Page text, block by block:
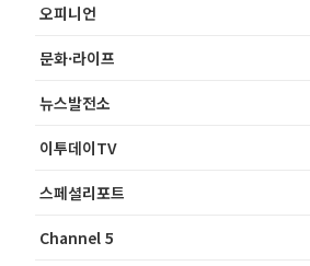
오피니언
문화·라이프
뉴스발전소
이투데이TV
스페셜리포트
Channel 5